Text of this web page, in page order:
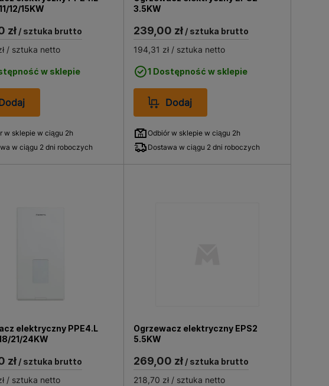
12/15KW
zł/ sztuka brutto
/ sztuka netto
w sklepie
w sklepie w ciągu 2h
w ciągu 2 dni roboczych
3.5KW
239,00 zł / sztuka brutto
194,31 zł / sztuka netto
1 Dostępność w sklepie
Dodaj
Odbiór w sklepie w ciągu 2h
Dostawa w ciągu 2 dni roboczych
elektryczny PPE4.L
21/24KW
zł/ sztuka brutto
/ sztuka netto
Ogrzewacz elektryczny EPS2
5.5KW
269,00 zł / sztuka brutto
218,70 zł / sztuka netto